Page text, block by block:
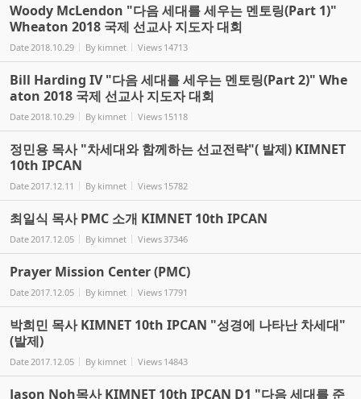
Woody McLendon "다음 세대를 세우는 멘토링(Part 1)"
Wheaton 2018 국제 선교사 지도자 대회
Date 2018.10.29 By kimnet Views 14713
Bill Harding IV "다음 세대를 세우는 멘토링(Part 2)" Whe
aton 2018 국제 선교사 지도자 대회
Date 2018.10.29 By kimnet Views 15118
정민용 목사 "차세대와 함께하는 선교전략"( 발제) KIMNET
10th IPCAN
Date 2017.12.11 By kimnet Views 15782
최일식 목사 PMC 소개 KIMNET 10th IPCAN
Date 2017.12.05 By kimnet Views 37346
Prayer Mission Center (PMC)
Date 2017.12.05 By kimnet Views 17791
박희민 목사 KIMNET 10th IPCAN "성경에 나타난 차세대"
(발제)
Date 2017.12.05 By kimnet Views 14843
Jason Noh목사 KIMNET 10th IPCAN D1 "다음 세대를 준